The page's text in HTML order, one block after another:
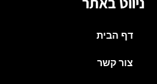
דף הבית
צור קשר